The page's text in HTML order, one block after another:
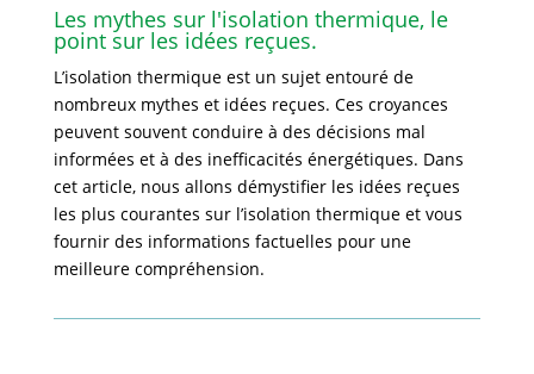
Les mythes sur l'isolation thermique, le
point sur les idées reçues.
L’isolation thermique est un sujet entouré de
nombreux mythes et idées reçues. Ces croyances
peuvent souvent conduire à des décisions mal
informées et à des inefficacités énergétiques. Dans
cet article, nous allons démystifier les idées reçues
les plus courantes sur l’isolation thermique et vous
fournir des informations factuelles pour une
meilleure compréhension.